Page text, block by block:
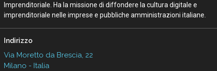
Imprenditoriale. Ha la missione di diffondere la cultura digitale e
imprenditoriale nelle imprese e pubbliche amministrazioni italiane.
Indirizzo
Via Moretto da Brescia, 22
Milano - Italia